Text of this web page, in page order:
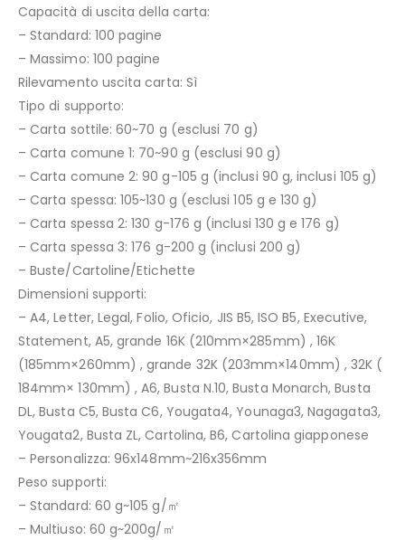
Capacità di uscita della carta:
– Standard: 100 pagine
– Massimo: 100 pagine
Rilevamento uscita carta: Sì
Tipo di supporto:
– Carta sottile: 60~70 g (esclusi 70 g)
– Carta comune 1: 70~90 g (esclusi 90 g)
– Carta comune 2: 90 g-105 g (inclusi 90 g, inclusi 105 g)
– Carta spessa: 105~130 g (esclusi 105 g e 130 g)
– Carta spessa 2: 130 g-176 g (inclusi 130 g e 176 g)
– Carta spessa 3: 176 g-200 g (inclusi 200 g)
– Buste/Cartoline/Etichette
Dimensioni supporti:
– A4, Letter, Legal, Folio, Oficio, JIS B5, ISO B5, Executive,
Statement, A5, grande 16K (210mm×285mm) , 16K
(185mm×260mm) , grande 32K (203mm×140mm) , 32K (
184mm× 130mm) , A6, Busta N.10, Busta Monarch, Busta
DL, Busta C5, Busta C6, Yougata4, Younaga3, Nagagata3,
Yougata2, Busta ZL, Cartolina, B6, Cartolina giapponese
– Personalizza: 96x148mm~216x356mm
Peso supporti:
– Standard: 60 g~105 g/㎡
– Multiuso: 60 g~200g/㎡